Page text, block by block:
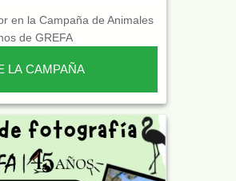
en la Campaña de Animales
de GREFA
LA CAMPAÑA